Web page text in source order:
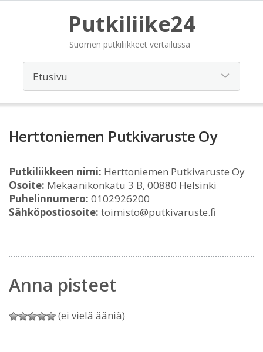
Putkiliike24
Suomen putkiliikkeet vertailussa
Herttoniemen Putkivaruste Oy
Putkiliikkeen nimi: Herttoniemen Putkivaruste Oy
Osoite: Mekaanikonkatu 3 B, 00880 Helsinki
Puhelinnumero: 0102926200
Sähköpostiosoite: toimisto@putkivaruste.fi
Anna pisteet
(ei vielä ääniä)